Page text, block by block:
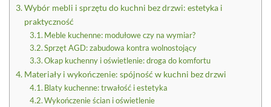
Wybór mebli i sprzętu do kuchni bez drzwi: estetyka i
praktyczność
Meble kuchenne: modułowe czy na wymiar?
Sprzęt AGD: zabudowa kontra wolnostojący
Okap kuchenny i oświetlenie: droga do komfortu
Materiały i wykończenie: spójność w kuchni bez drzwi
Blaty kuchenne: trwałość i estetyka
Wykończenie ścian i oświetlenie